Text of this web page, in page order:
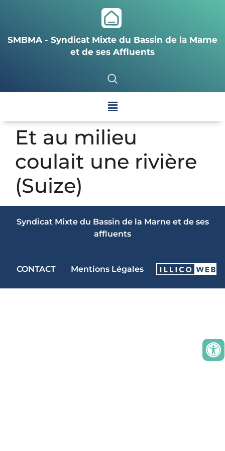
SMBMA - Syndicat Mixte du Bassin de la Marne
et de ses Affluents
Et au milieu
coulait une rivière
(Suize)
Syndicat Mixte du Bassin de la Marne et de ses
affluents
CONTACT Mentions Légales